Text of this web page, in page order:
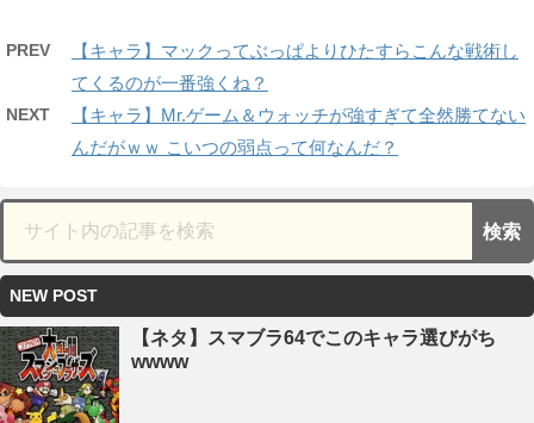
PREV
【キャラ】マックってぶっぱよりひたすらこんな戦術し
てくるのが一番強くね？
NEXT
【キャラ】Mr.ゲーム＆ウォッチが強すぎて全然勝てない
んだがｗｗ こいつの弱点って何なんだ？
NEW POST
【ネタ】スマブラ64でこのキャラ選びがち
wwww